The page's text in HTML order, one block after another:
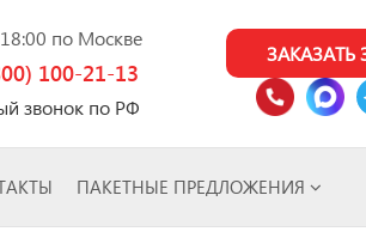
по Москве
100-21-13
звонок по РФ
ЗАКАЗАТЬ
ПАКЕТНЫЕ ПРЕДЛОЖЕНИЯ